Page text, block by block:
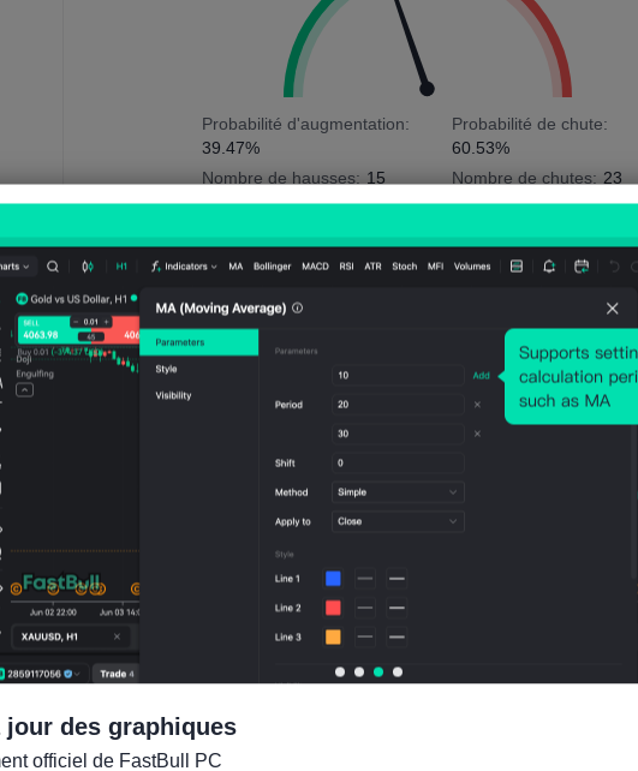
Probabilité d'augmentation:
39.47%
Nombre de hausses: 15
Probabilité de chute:
60.53%
Nombre de chutes: 23
Tableau des prix
jour des graphiques
officiel de FastBull PC